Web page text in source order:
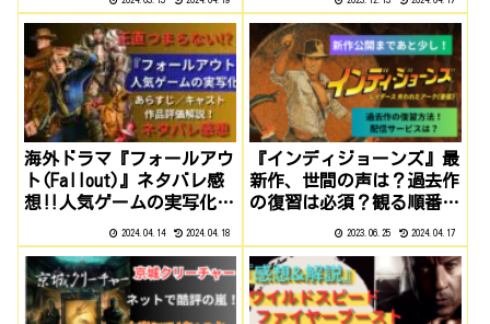
海外ドラマ『フォールアウ
ト(Fallout)』ネタバレ感
想‼人気ゲームの実写化が
つまらない⁉
2024.04.14 2024.04.18
『インディジョーンズ』最
新作、世間の声は？過去作
の復習は必須？観る順番
2023.06.25 2024.04.17